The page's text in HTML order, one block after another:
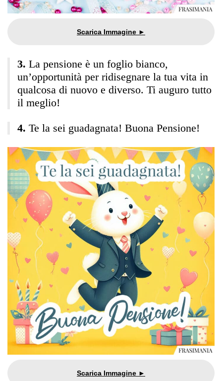
La pensione è un foglio bianco,
un’opportunità per ridisegnare la tua vita in
qualcosa di nuovo e diverso. Ti auguro tutto
il meglio!
Te la sei guadagnata! Buona Pensione!